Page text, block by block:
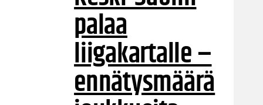
palaa
liigakartalle –
ennätysmäärä